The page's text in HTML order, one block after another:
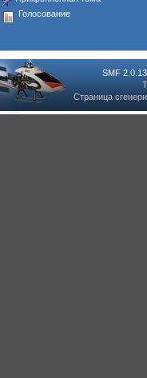
Голосование
SMF 2.0.13
Страница